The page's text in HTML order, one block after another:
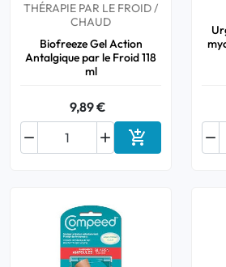
THÉRAPIE PAR LE FROID /
CHAUD
Biofreeze Gel Action
Antalgique par le Froid 118
ml
9,89 €

 Ajouter au
